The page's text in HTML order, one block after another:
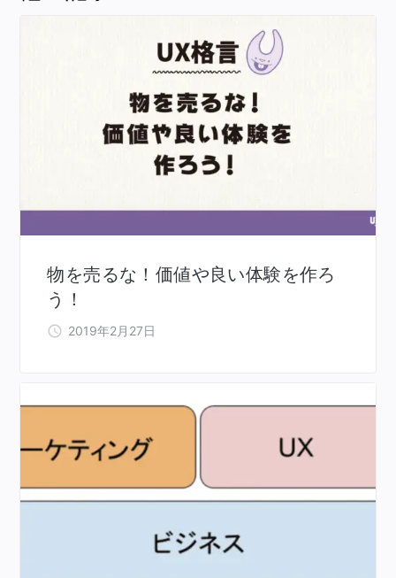
物を売るな！価値や良い体験を作ろ
う！
2019年2月27日